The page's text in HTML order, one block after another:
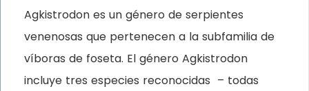
Agkistrodon es un género de serpientes
venenosas que pertenecen a la subfamilia de
víboras de foseta. El género Agkistrodon
incluye tres especies reconocidas – todas